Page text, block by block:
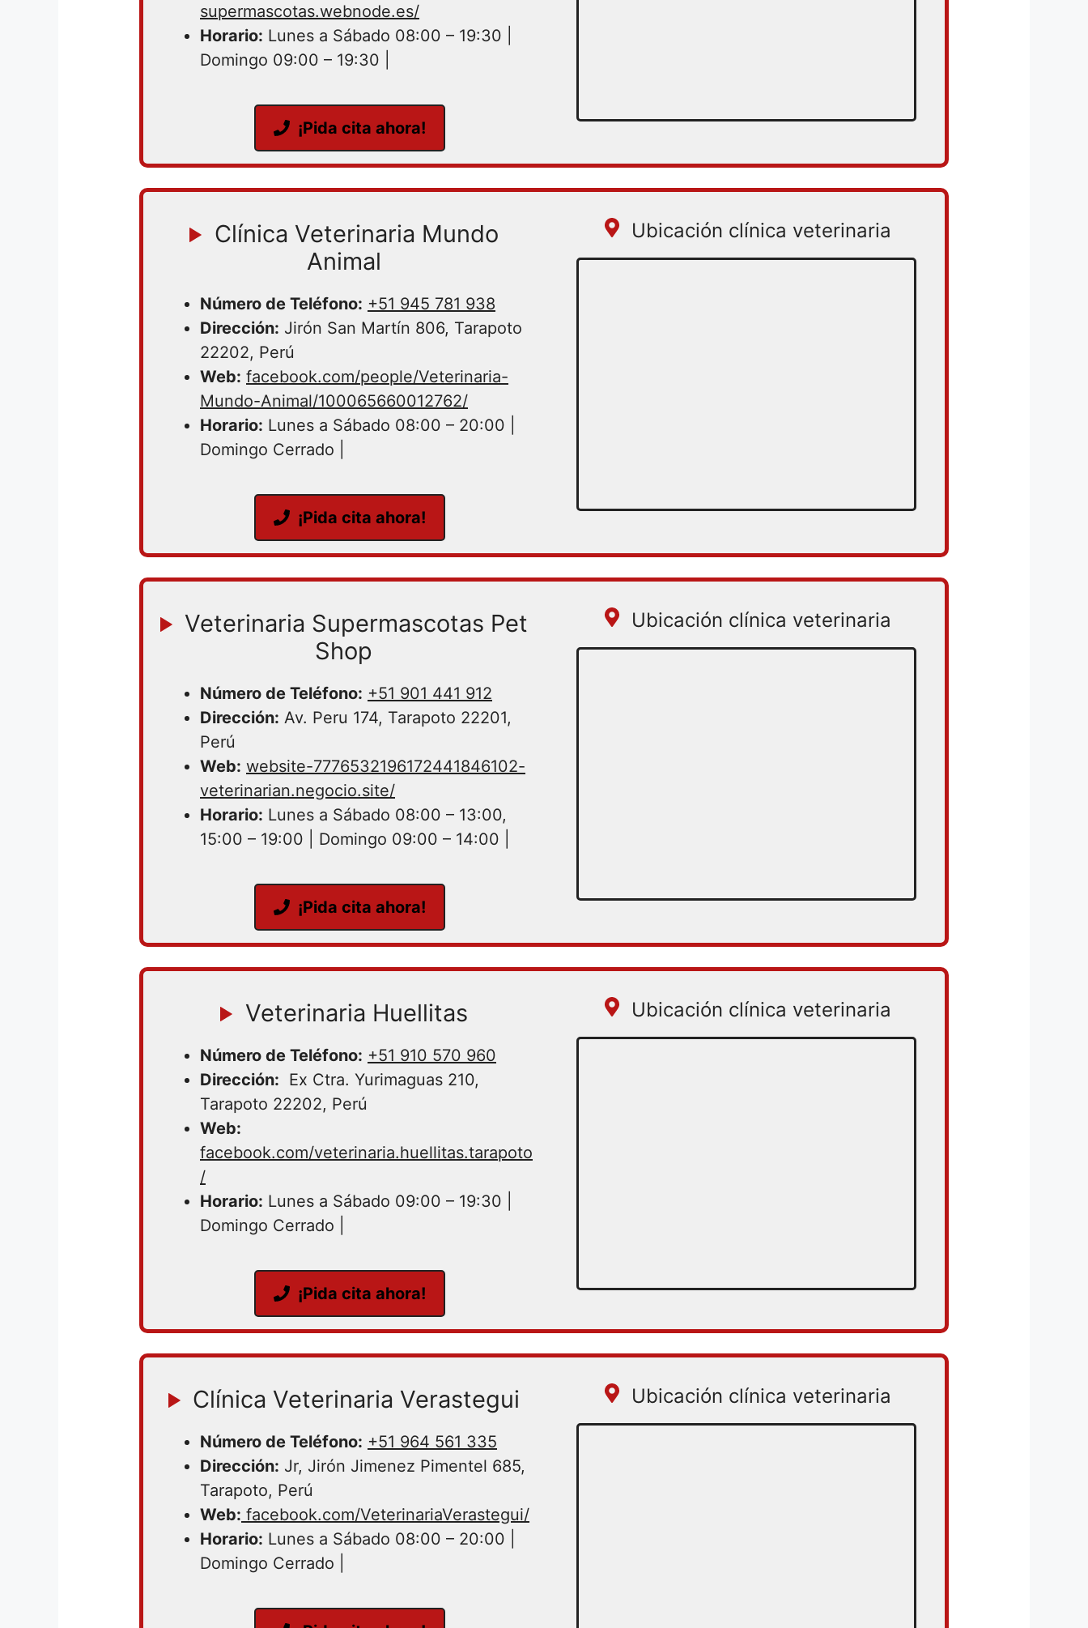
supermascotas.webnode.es/
Horario: Lunes a Sábado 08:00 – 19:30 |
Domingo 09:00 – 19:30 |
¡Pida cita ahora!
Clínica Veterinaria Mundo
Animal
Número de Teléfono: +51 945 781 938
Dirección: Jirón San Martín 806, Tarapoto
22202, Perú
Web: facebook.com/people/Veterinaria-
Mundo-Animal/100065660012762/
Horario: Lunes a Sábado 08:00 – 20:00 |
Domingo Cerrado |
¡Pida cita ahora!
Ubicación clínica veterinaria
Veterinaria Supermascotas Pet
Shop
Número de Teléfono: +51 901 441 912
Dirección: Av. Peru 174, Tarapoto 22201,
Perú
Web: website-7776532196172441846102-
veterinarian.negocio.site/
Horario: Lunes a Sábado 08:00 – 13:00,
15:00 – 19:00 | Domingo 09:00 – 14:00 |
¡Pida cita ahora!
Ubicación clínica veterinaria
Veterinaria Huellitas
Número de Teléfono: +51 910 570 960
Dirección: Ex Ctra. Yurimaguas 210,
Tarapoto 22202, Perú
Web:
facebook.com/veterinaria.huellitas.tarapoto
/
Horario: Lunes a Sábado 09:00 – 19:30 |
Domingo Cerrado |
¡Pida cita ahora!
Ubicación clínica veterinaria
Clínica Veterinaria Verastegui
Número de Teléfono: +51 964 561 335
Dirección: Jr, Jirón Jimenez Pimentel 685,
Tarapoto, Perú
Web: facebook.com/VeterinariaVerastegui/
Horario: Lunes a Sábado 08:00 – 20:00 |
Domingo Cerrado |
Ubicación clínica veterinaria